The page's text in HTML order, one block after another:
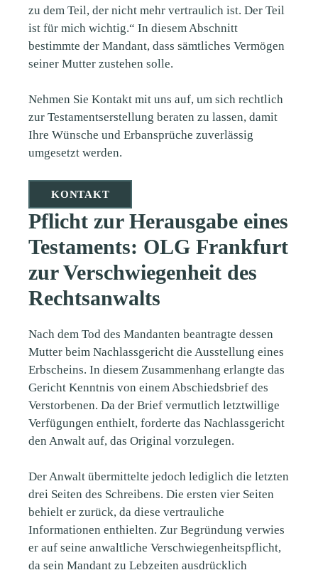
zu dem Teil, der nicht mehr vertraulich ist. Der Teil
ist für mich wichtig.“ In diesem Abschnitt
bestimmte der Mandant, dass sämtliches Vermögen
seiner Mutter zustehen solle.
Nehmen Sie Kontakt mit uns auf, um sich rechtlich
zur Testamentserstellung beraten zu lassen, damit
Ihre Wünsche und Erbansprüche zuverlässig
umgesetzt werden.
KONTAKT
Pflicht zur Herausgabe eines
Testaments: OLG Frankfurt
zur Verschwiegenheit des
Rechtsanwalts
Nach dem Tod des Mandanten beantragte dessen
Mutter beim Nachlassgericht die Ausstellung eines
Erbscheins. In diesem Zusammenhang erlangte das
Gericht Kenntnis von einem Abschiedsbrief des
Verstorbenen. Da der Brief vermutlich letztwillige
Verfügungen enthielt, forderte das Nachlassgericht
den Anwalt auf, das Original vorzulegen.
Der Anwalt übermittelte jedoch lediglich die letzten
drei Seiten des Schreibens. Die ersten vier Seiten
behielt er zurück, da diese vertrauliche
Informationen enthielten. Zur Begründung verwies
er auf seine anwaltliche Verschwiegenheitspflicht,
da sein Mandant zu Lebzeiten ausdrücklich